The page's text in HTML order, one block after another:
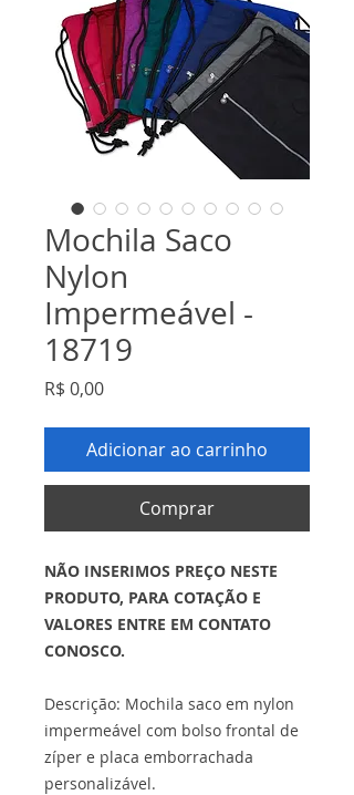
Mochila Saco
Nylon
Impermeável -
18719
R$ 0,00Preço
Adicionar ao carrinho
Comprar
NÃO INSERIMOS PREÇO NESTE
PRODUTO, PARA COTAÇÃO E
VALORES ENTRE EM CONTATO
CONOSCO.
Descrição: Mochila saco em nylon
impermeável com bolso frontal de
zíper e placa emborrachada
personalizável.